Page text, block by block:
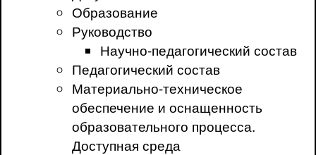
Образование
Руководство
Научно-педагогический состав
Педагогический состав
Материально-техническое
обеспечение и оснащенность
образовательного процесса.
Доступная среда